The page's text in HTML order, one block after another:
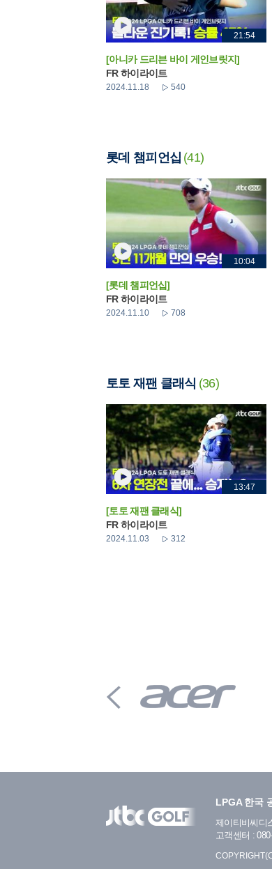
21:54
[아니카 드리븐 바이 게인브릿지]
FR 하이라이트
2024.11.18 540
롯데 챔피언십 (41)
10:04
[롯데 챔피언십]
FR 하이라이트
2024.11.10 708
토토 재팬 클래식 (36)
13:47
[토토 재팬 클래식]
FR 하이라이트
2024.11.03 312
LPGA 한국
제이티비씨디
고객센터 :